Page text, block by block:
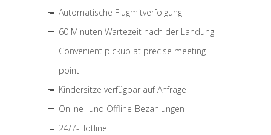
Automatische Flugmitverfolgung
60 Minuten Wartezeit nach der Landung
Convenient pickup at precise meeting
point
Kindersitze verfügbar auf Anfrage
Online- und Offline-Bezahlungen
24/7-Hotline